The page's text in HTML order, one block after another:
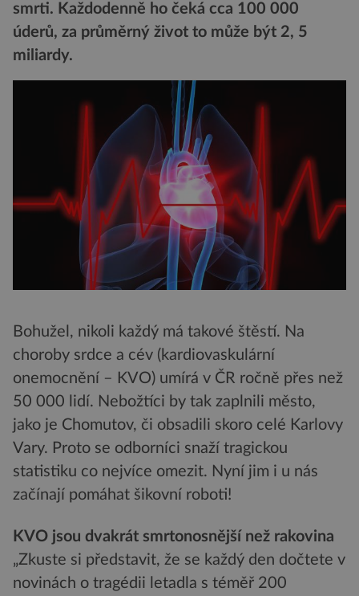
smrti. Každodenně ho čeká cca 100 000
úderů, za průměrný život to může být 2, 5
miliardy.
Bohužel, nikoli každý má takové štěstí. Na
choroby srdce a cév (kardiovaskulární
onemocnění – KVO) umírá v ČR ročně přes než
50 000 lidí. Nebožtíci by tak zaplnili město,
jako je Chomutov, či obsadili skoro celé Karlovy
Vary. Proto se odborníci snaží tragickou
statistiku co nejvíce omezit. Nyní jim i u nás
začínají pomáhat šikovní roboti!
KVO jsou dvakrát smrtonosnější než rakovina
„Zkuste si představit, že se každý den dočtete v
novinách o tragédii letadla s téměř 200